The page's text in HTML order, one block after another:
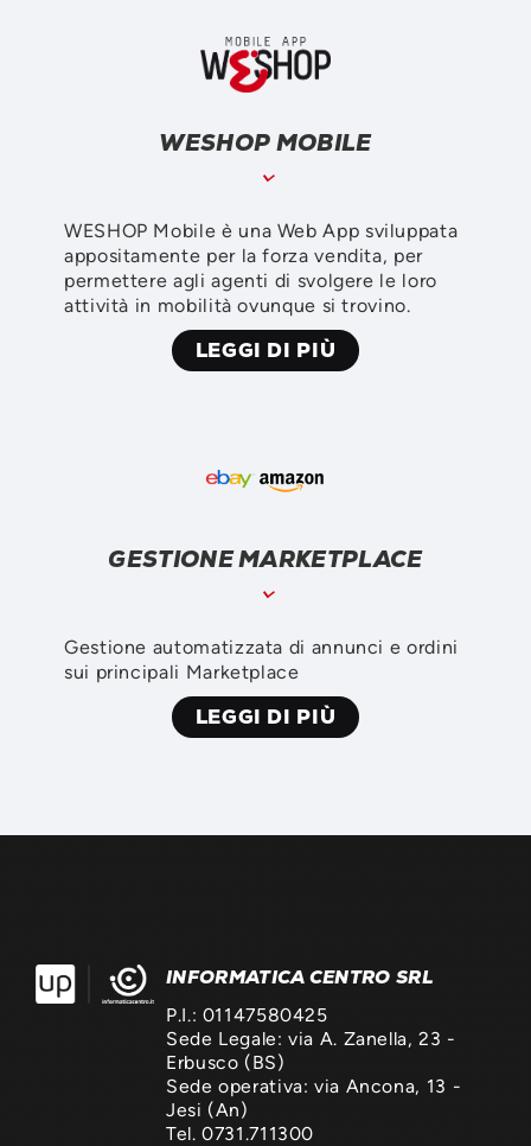
WESHOP MOBILE
WESHOP Mobile è una Web App sviluppata
appositamente per la forza vendita, per
permettere agli agenti di svolgere le loro
attività in mobilità ovunque si trovino.
LEGGI DI PIÙ
GESTIONE MARKETPLACE
Gestione automatizzata di annunci e ordini
sui principali Marketplace
LEGGI DI PIÙ
INFORMATICA CENTRO SRL
P.I.: 01147580425
Sede Legale: via A. Zanella, 23 -
Erbusco (BS)
Sede operativa: via Ancona, 13 -
Jesi (An)
Tel. 0731.711300